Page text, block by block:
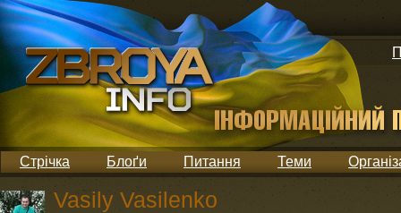
Стрічка Блоґи Питання Теми
Vasily Vasilenko